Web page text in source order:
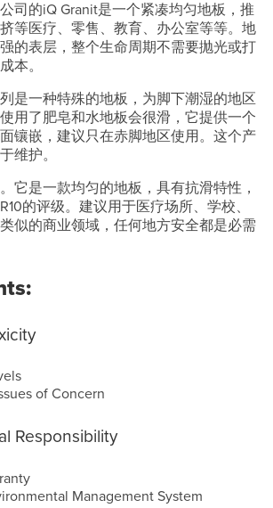
司的iQ Granit是一个紧凑均匀地板，推
等医疗、零售、教育、办公室等等。地
的表层，整个生命周期不需要抛光或打
本。
是一种特殊的地板，为脚下潮湿的地区
用了肥皂和水地板会很滑，它提供一个
镶嵌，建议只在赤脚地区使用。这个产
维护。
它是一款均匀的地板，具有抗滑特性，
的评级。建议用于医疗场所、学校、
似的商业领域，任何地方安全都是必需
of Concern
Responsibility
Management System